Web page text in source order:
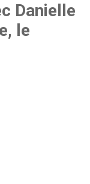
Danielle
le